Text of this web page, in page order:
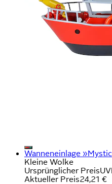
Wanneneinlage
Kleine Wolke
Ursprünglicher Preis
Aktueller Preis24,21 €